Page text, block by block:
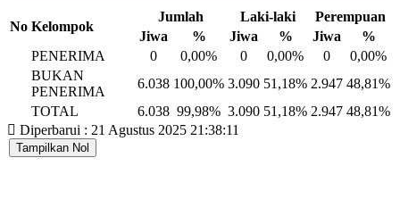
No Kelompok
Jumlah Laki-laki
Perempuan
Jiwa
% Jiwa % Jiwa
%
PENERIMA
0 0,00% 0 0,00% 0
0,00%
BUKAN
PENERIMA
6.038 100,00% 3.090 51,18% 2.947 48,81%
TOTAL
6.038 99,98% 3.090 51,18% 2.947 48,81%
Diperbarui : 21 Agustus 2025 21:38:11
Tampilkan Nol